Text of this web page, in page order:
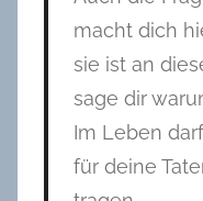
macht dich
sie ist an
sage dir
Im Leben
für deine